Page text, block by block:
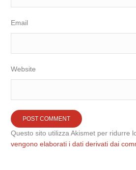
Email
Website
Questo sito utilizza Akismet per ridurre
vengono elaborati i dati derivati dai